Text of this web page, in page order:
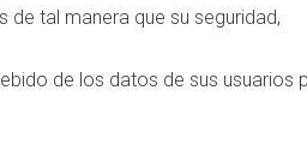
tal manera que su seguridad,
de los datos de sus usuarios